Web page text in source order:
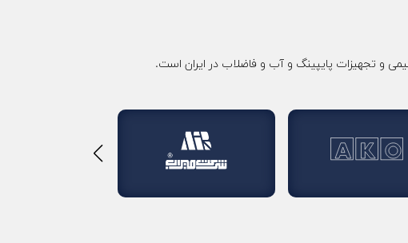
و تجهیزات پایپینگ و آب و فاضلاب در ایران است.